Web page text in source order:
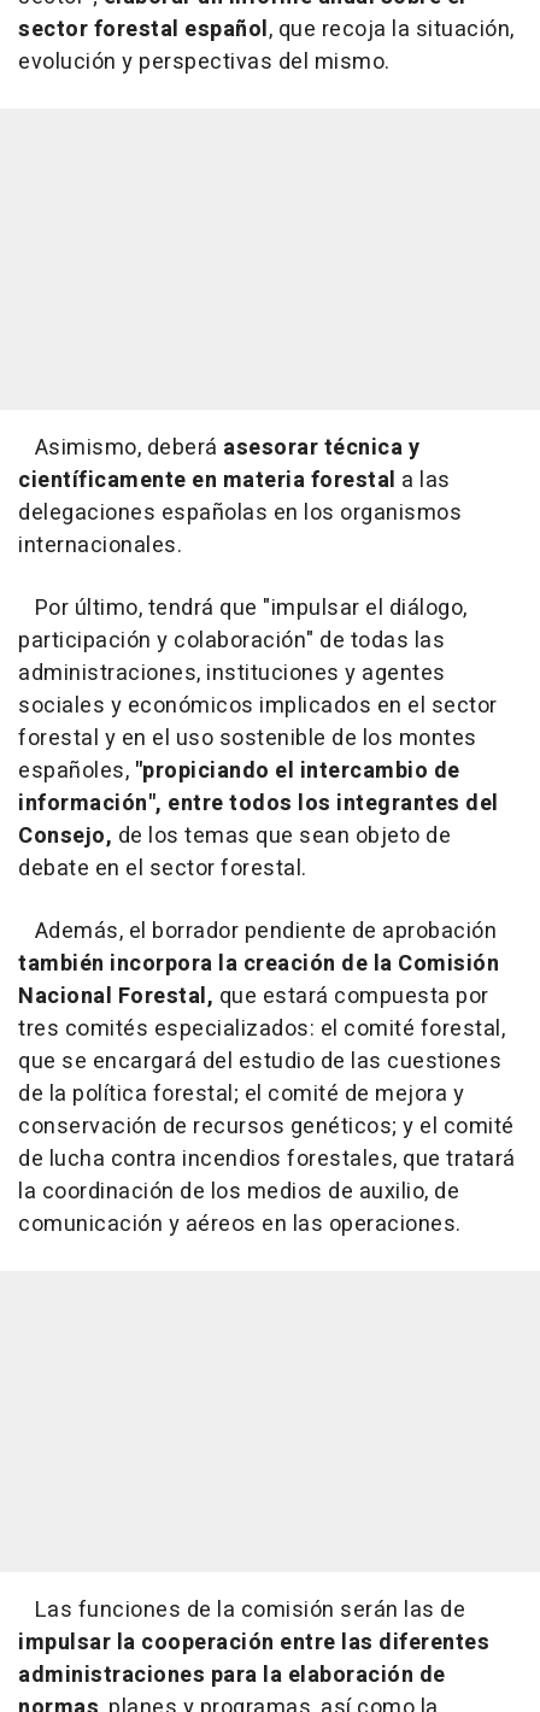
sector forestal español, que recoja la situación,
evolución y perspectivas del mismo.
Asimismo, deberá asesorar técnica y
científicamente en materia forestal a las
delegaciones españolas en los organismos
internacionales.
Por último, tendrá que "impulsar el diálogo,
participación y colaboración" de todas las
administraciones, instituciones y agentes
sociales y económicos implicados en el sector
forestal y en el uso sostenible de los montes
españoles, "propiciando el intercambio de
información", entre todos los integrantes del
Consejo, de los temas que sean objeto de
debate en el sector forestal.
Además, el borrador pendiente de aprobación
también incorpora la creación de la Comisión
Nacional Forestal, que estará compuesta por
tres comités especializados: el comité forestal,
que se encargará del estudio de las cuestiones
de la política forestal; el comité de mejora y
conservación de recursos genéticos; y el comité
de lucha contra incendios forestales, que tratará
la coordinación de los medios de auxilio, de
comunicación y aéreos en las operaciones.
Las funciones de la comisión serán las de
impulsar la cooperación entre las diferentes
administraciones para la elaboración de